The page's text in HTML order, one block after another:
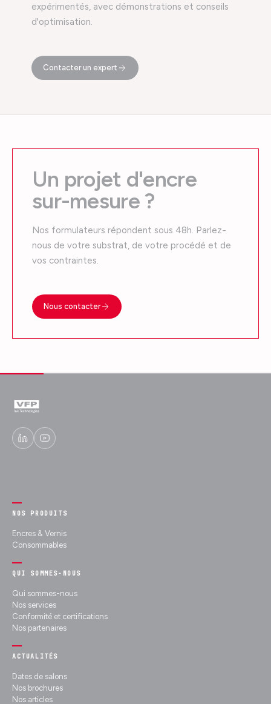
expérimentés, avec démonstrations et conseils
d'optimisation.
Contacter un expert
Un projet d'encre
sur-mesure ?
Nos formulateurs répondent sous 48h. Parlez-
nous de votre substrat, de votre procédé et de
vos contraintes.
Nous contacter
NOS PRODUITS
Encres & Vernis
Consommables
QUI SOMMES-NOUS
Qui sommes-nous
Nos services
Conformité et certifications
Nos partenaires
ACTUALITÉS
Dates de salons
Nos brochures
Nos articles